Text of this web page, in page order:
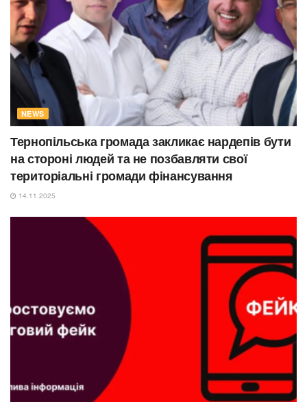
NEWS
Тернопільська громада закликає нардепів бути
на стороні людей та не позбавляти свої
територіальні громади фінансування
14.11.2025